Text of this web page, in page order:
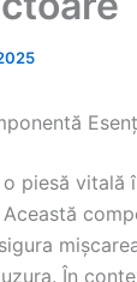
piesă
În